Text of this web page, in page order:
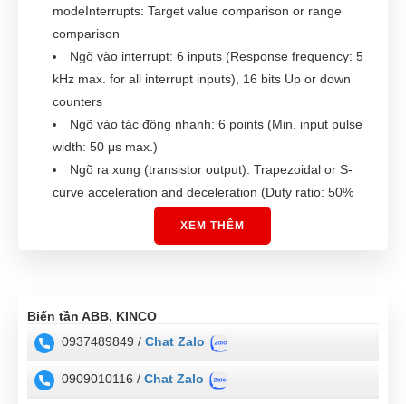
modeInterrupts: Target value comparison or range
comparison
Ngõ vào interrupt: 6 inputs (Response frequency: 5
kHz max. for all interrupt inputs), 16 bits Up or down
counters
Ngõ vào tác động nhanh: 6 points (Min. input pulse
width: 50 μs max.)
Ngõ ra xung (transistor output): Trapezoidal or S-
curve acceleration and deceleration (Duty ratio: 50%
fixed); 2 outputs, 1 Hz to 100 kHz (CCW/CW or pulse
hoặc RS422/RS485
Giao thức truyền thông: Host Link; 1:N NT Link; No-
XEM THÊM
Biến tần ABB, KINCO
0937489849 / Chat Zalo
0909010116 / Chat Zalo